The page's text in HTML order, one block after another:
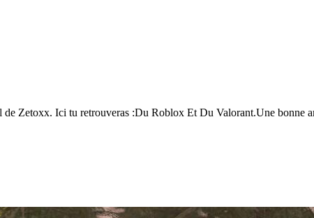
Zetoxx. Ici tu retrouveras :Du Roblox Et Du Valorant.Une bonne